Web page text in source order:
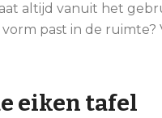
altijd vanuit het
past in de
eiken tafel